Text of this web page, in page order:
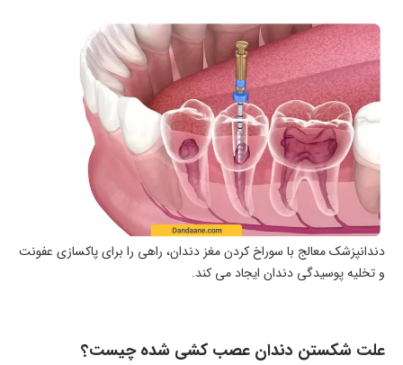
دندانپزشک معالج با سوراخ کردن مغز دندان، راهی را برای پاکسازی عفونت
و تخلیه پوسیدگی دندان ایجاد می کند.
علت شکستن دندان عصب کشی شده چیست؟